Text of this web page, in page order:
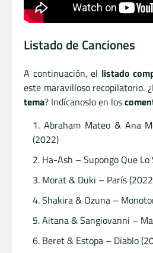
Listado de Canciones
A continuación, el listado
este maravilloso recopilatorio.
tema? Indícanoslo en los
Abraham Mateo & Ana
(2022)
Ha-Ash – Supongo Que Lo
Morat & Duki – París
Shakira & Ozuna –
Aitana & Sangiovanni –
Beret & Estopa – Diablo